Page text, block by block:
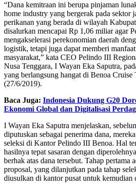
“Dana kemitraan ini berupa pinjaman
home industry yang bergerak pada sektor
perikanan yang berada di wilayah
disalurkan mencapai Rp 1,06 miliar agar
mengakselerasi perekonomian daerah
logistik, tetapi juga dapat memberi
masyarakat,” kata CEO Pelindo III
Nusa Tenggara, I Wayan Eka Saputra,
yang berlangsung hangat di Benoa
(27/6/2019).
Baca Juga: Indonesia Dukung G20
Ekonomi Global dan Digitalisasi
I Wayan Eka Saputra menjelaskan,
diputuskan sebagai penerima dana,
seleksi di Kantor Pelindo III Benoa. Hal
hasilnya tepat sasaran dengan
berhak atas dana tersebut. Tahap pertama
proposal, yang dilanjutkan pada tahap
diusulkan di kantor pusat untuk kemudian